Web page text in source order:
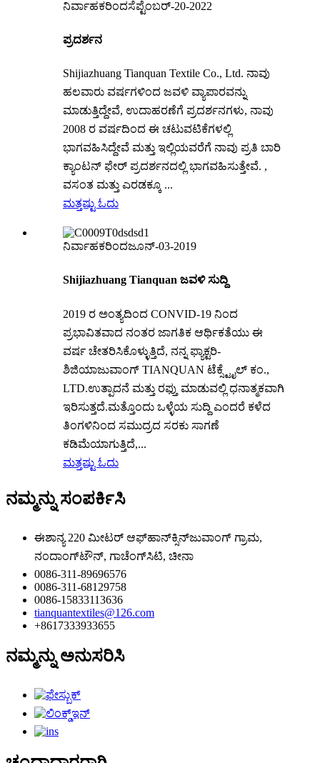
ನಿರ್ವಾಹಕರಿಂದಸೆಪ್ಟೆಂಬರ್-20-2022
ಪ್ರದರ್ಶನ
Shijiazhuang Tianquan Textile Co., Ltd. ನಾವು
ಹಲವಾರು ವರ್ಷಗಳಿಂದ ಜವಳಿ ವ್ಯಾಪಾರವನ್ನು
ಮಾಡುತ್ತಿದ್ದೇವೆ, ಉದಾಹರಣೆಗೆ ಪ್ರದರ್ಶನಗಳು, ನಾವು
2008 ರ ವರ್ಷದಿಂದ ಈ ಚಟುವಟಿಕೆಗಳಲ್ಲಿ
ಭಾಗವಹಿಸಿದ್ದೇವೆ ಮತ್ತು ಇಲ್ಲಿಯವರೆಗೆ ನಾವು ಪ್ರತಿ ಬಾರಿ
ಕ್ಯಾಂಟನ್ ಫೇರ್ ಪ್ರದರ್ಶನದಲ್ಲಿ ಭಾಗವಹಿಸುತ್ತೇವೆ. ,
ವಸಂತ ಮತ್ತು ಎರಡಕ್ಕೂ ...
ಮತ್ತಷ್ಟು ಓದು
ನಿರ್ವಾಹಕರಿಂದಜೂನ್-03-2019
Shijiazhuang Tianquan ಜವಳಿ ಸುದ್ದಿ
2019 ರ ಅಂತ್ಯದಿಂದ CONVID-19 ನಿಂದ
ಪ್ರಭಾವಿತವಾದ ನಂತರ ಜಾಗತಿಕ ಆರ್ಥಿಕತೆಯು ಈ
ವರ್ಷ ಚೇತರಿಸಿಕೊಳ್ಳುತ್ತಿದೆ, ನನ್ನ ಫ್ಯಾಕ್ಟರಿ-
ಶಿಜಿಯಾಜುವಾಂಗ್ TIANQUAN ಟೆಕ್ಸ್ಟೈಲ್ ಕಂ.,
LTD.ಉತ್ಪಾದನೆ ಮತ್ತು ರಫ್ತು ಮಾಡುವಲ್ಲಿ ಧನಾತ್ಮಕವಾಗಿ
ಇರಿಸುತ್ತದೆ.ಮತ್ತೊಂದು ಒಳ್ಳೆಯ ಸುದ್ದಿ ಎಂದರೆ ಕಳೆದ
ತಿಂಗಳಿನಿಂದ ಸಮುದ್ರದ ಸರಕು ಸಾಗಣೆ
ಕಡಿಮೆಯಾಗುತ್ತಿದೆ,...
ಮತ್ತಷ್ಟು ಓದು
ನಮ್ಮನ್ನು ಸಂಪರ್ಕಿಸಿ
ಈಶಾನ್ಯ 220 ಮೀಟರ್ ಆಫ್‌ಹಾನ್‌ಕ್ಸಿನ್‌ಜುವಾಂಗ್ ಗ್ರಾಮ,
ನಂದಾಂಗ್‌ಟೌನ್, ಗಾಚೆಂಗ್‌ಸಿಟಿ, ಚೀನಾ
0086-311-89696576
0086-311-68129758
0086-15833113636
tianquantextiles@126.com
+8617333933655
ನಮ್ಮನ್ನು ಅನುಸರಿಸಿ